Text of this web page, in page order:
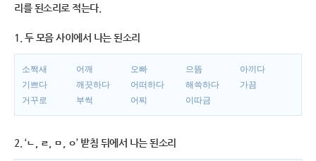
리를 된소리로 적는다.
1. 두 모음 사이에서 나는 된소리
소쩍새 어깨 오빠 으뜸
아끼다
기쁘다
깨끗하다 어떠하다 해쓱하다
가끔
거꾸로
부썩 어찌 이따금
2. ‘ㄴ, ㄹ, ㅁ, ㅇ’ 받침 뒤에서 나는 된소리